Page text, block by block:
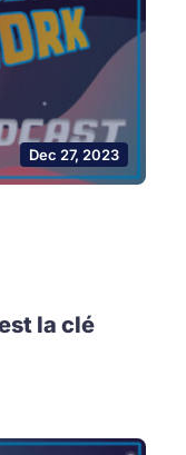
Dec 27, 2023
la clé